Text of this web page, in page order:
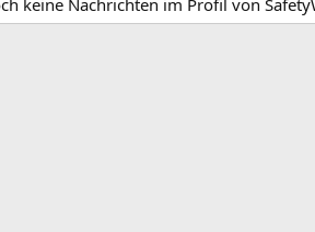
keine Nachrichten im Profil von